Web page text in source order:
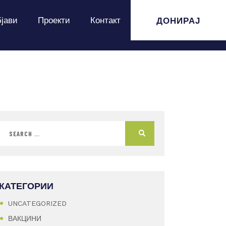
Проекти Контакт ДОНИРАЈ
КАТЕГОРИИ
UNCATEGORIZED
ВАКЦИНИ